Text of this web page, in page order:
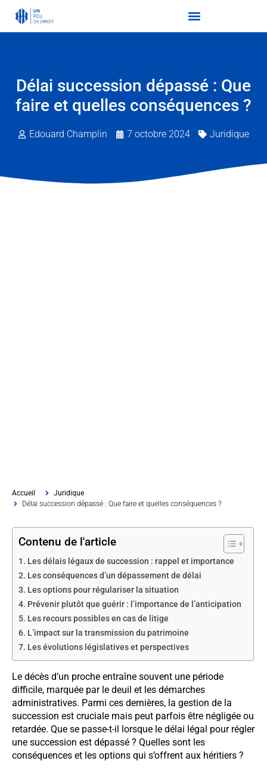
Délai succession dépassé : Que
faire et quelles conséquences ?
Edouard Champlin 7 octobre 2024 Juridique
Accueil
Juridique
Délai succession dépassé : Que faire et quelles conséquences ?
Contenu de l'article
Les délais légaux de succession : rappel et importance
Les conséquences d’un dépassement de délai
Les options pour régulariser la situation
Prévenir plutôt que guérir : l’importance de l’anticipation
Les recours possibles en cas de litige
L’impact sur la transmission du patrimoine
Les évolutions législatives et perspectives
Le décès d’un proche entraîne souvent une période
difficile, marquée par le deuil et les démarches
administratives. Parmi ces dernières, la gestion de la
succession est cruciale mais peut parfois être négligée ou
retardée. Que se passe-t-il lorsque le délai légal pour régler
une succession est dépassé ? Quelles sont les
conséquences et les options qui s’offrent aux héritiers ?